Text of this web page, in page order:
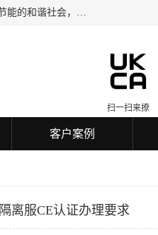
深圳万检通科技有限公司专业从事iso9001质量认证、质量检测认证、CE认证。WJT建设健康、安全、环保、节能的和谐社会，力图在检验、鉴定、测试及认证领域成为受人信赖的机构。
扫一扫来撩
客户案例
隔离服CE认证办理要求